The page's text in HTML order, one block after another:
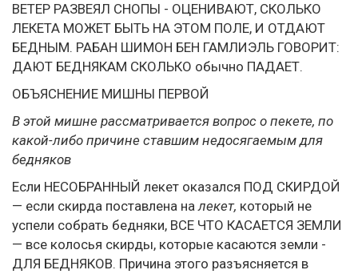
ВЕТЕР РАЗВЕЯЛ СНОПЫ - ОЦЕНИВАЮТ, СКОЛЬКО
ЛЕКЕТА МОЖЕТ БЫТЬ НА ЭТОМ ПОЛЕ, И ОТДАЮТ
БЕДНЫМ. РАБАН ШИМОН БЕН ГАМЛИЭЛЬ ГОВОРИТ:
ДАЮТ БЕДНЯКАМ СКОЛЬКО обычно ПАДАЕТ.
ОБЪЯСНЕНИЕ МИШНЫ ПЕРВОЙ
В этой мишне рассматривается вопрос о пекете, по
какой-либо причине ставшим недосягаемым для
бедняков
Если НЕСОБРАННЫЙ лекет оказался ПОД СКИРДОЙ
— если скирда поставлена налекет, который не
успели собрать бедняки, ВСЕ ЧТО КАСАЕТСЯ ЗЕМЛИ
— все колосья скирды, которые касаются земли -
ДЛЯ БЕДНЯКОВ. Причина этого разъясняется в